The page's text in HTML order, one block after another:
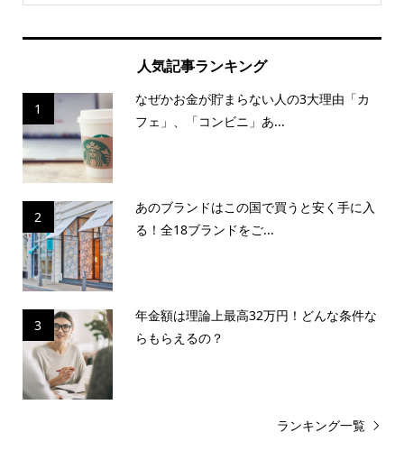
人気記事ランキング
1
なぜかお金が貯まらない人の3大理由「カ
フェ」、「コンビニ」あ...
2
あのブランドはこの国で買うと安く手に入
る！全18ブランドをご...
3
年金額は理論上最高32万円！どんな条件な
らもらえるの？
ランキング一覧